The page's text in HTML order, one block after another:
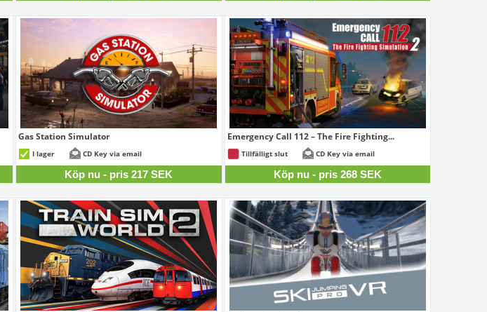
Gas Station Simulator
I lager CD Key via email
Köp nu - pris 217 SEK
Emergency Call 112 – The Fire Fighting...
268 SEK
Tillfälligt slut CD Key via email
Köp nu - pris 268 SEK